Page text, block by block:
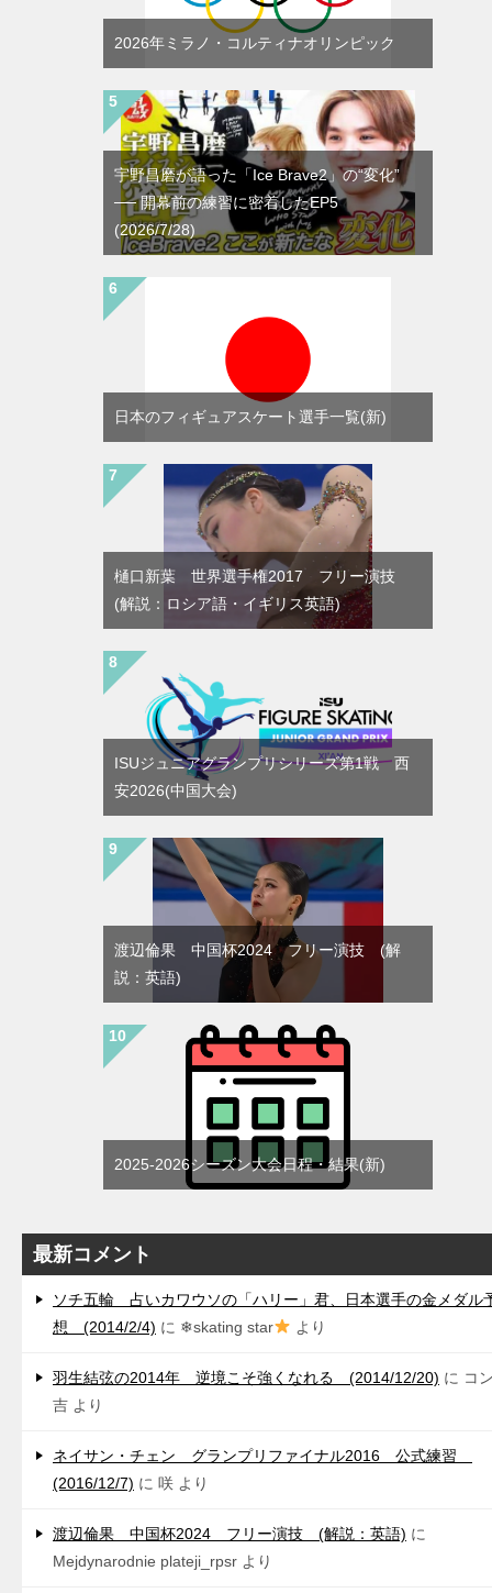
2026年ミラノ・コルティナオリンピック
宇野昌磨が語った「Ice Brave2」の“変化”
── 開幕前の練習に密着したEP5
(2026/7/28)
日本のフィギュアスケート選手一覧(新)
樋口新葉 世界選手権2017 フリー演技
(解説：ロシア語・イギリス英語)
ISUジュニアグランプリシリーズ第1戦 西
安2026(中国大会)
渡辺倫果 中国杯2024 フリー演技 (解
説：英語)
2025-2026シーズン大会日程・結果(新)
最新コメント
ソチ五輪 占いカワウソの「ハリー」君、日本選手の金メダル
想 (2014/2/4) に ❄skating star より
羽生結弦の2014年 逆境こそ強くなれる (2014/12/20) に コ
吉 より
ネイサン・チェン グランプリファイナル2016 公式練習
(2016/12/7) に 咲 より
渡辺倫果 中国杯2024 フリー演技 (解説：英語) に
Mejdynarodnie plateji_rpsr より